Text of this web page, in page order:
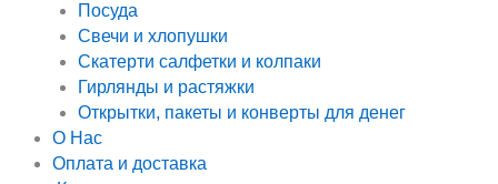
Посуда
Свечи и хлопушки
Скатерти салфетки и колпаки
Гирлянды и растяжки
Открытки, пакеты и конверты для денег
О Нас
Оплата и доставка